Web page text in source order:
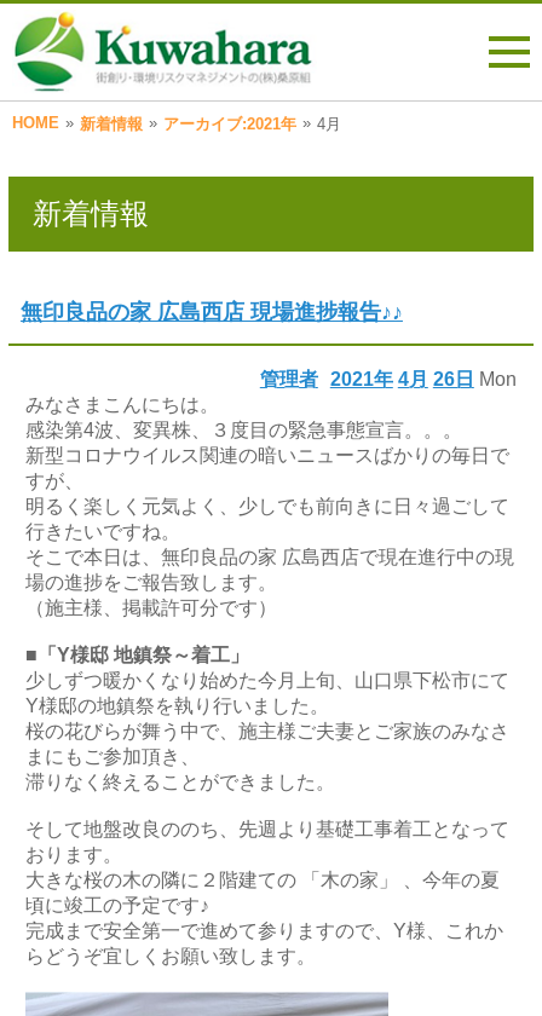
HOME » 新着情報 » アーカイブ:2021年 » 4月
新着情報
無印良品の家 広島西店 現場進捗報告♪♪
2021年 4月 26日 Mon
管理者
みなさまこんにちは。
感染第4波、変異株、３度目の緊急事態宣言。。。
新型コロナウイルス関連の暗いニュースばかりの毎日で
すが、
明るく楽しく元気よく、少しでも前向きに日々過ごして
行きたいですね。
そこで本日は、無印良品の家 広島西店で現在進行中の現
場の進捗をご報告致します。
（施主様、掲載許可分です）
■「Y様邸 地鎮祭～着工」
少しずつ暖かくなり始めた今月上旬、山口県下松市にて
Y様邸の地鎮祭を執り行いました。
桜の花びらが舞う中で、施主様ご夫妻とご家族のみなさ
まにもご参加頂き、
滞りなく終えることができました。
そして地盤改良ののち、先週より基礎工事着工となって
おります。
大きな桜の木の隣に２階建ての 「木の家」 、今年の夏
頃に竣工の予定です♪
完成まで安全第一で進めて参りますので、Y様、これか
らどうぞ宜しくお願い致します。